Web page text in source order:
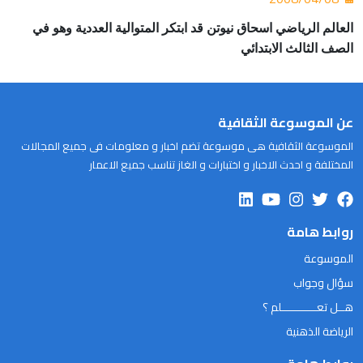
العالم الرياضي اسحاق نيوتن قد ابتكر المتوالية العددية وهو في
الصف الثالث الابتدائي
عن الموسوعة الثقافية
الموسوعة الثقافية هى موسوعة تضم اخبار و معلومات فى جميع المجالات
المختلفة و احدث الاخبار و اختبارات و الغاز تناسب جميع الاعمار
روابط هامة
الموسوعة
سؤال وجواب
هــل تعـــــــــــلم ؟
الرياضة الذهنية